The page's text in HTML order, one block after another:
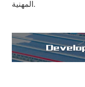
المهنية.